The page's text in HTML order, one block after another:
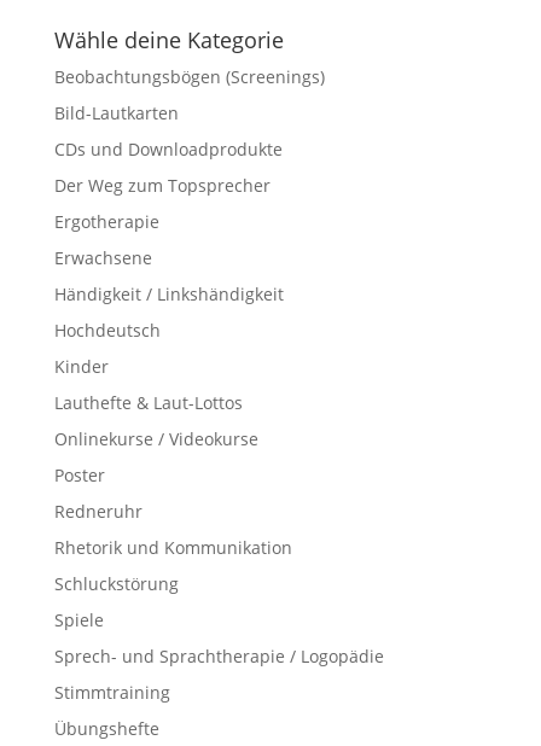
Wähle deine Kategorie
Beobachtungsbögen (Screenings)
Bild-Lautkarten
CDs und Downloadprodukte
Der Weg zum Topsprecher
Ergotherapie
Erwachsene
Händigkeit / Linkshändigkeit
Hochdeutsch
Kinder
Lauthefte & Laut-Lottos
Onlinekurse / Videokurse
Poster
Redneruhr
Rhetorik und Kommunikation
Schluckstörung
Spiele
Sprech- und Sprachtherapie / Logopädie
Stimmtraining
Übungshefte